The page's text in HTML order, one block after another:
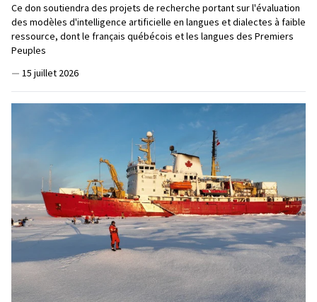
Ce don soutiendra des projets de recherche portant sur l'évaluation
des modèles d'intelligence artificielle en langues et dialectes à faible
ressource, dont le français québécois et les langues des Premiers
Peuples
— 15 juillet 2026